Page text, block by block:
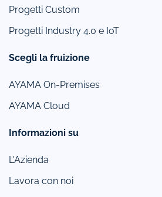
Progetti Custom
Progetti Industry 4.0 e IoT
Scegli la fruizione
AYAMA On-Premises
AYAMA Cloud
Informazioni su
L'Azienda
Lavora con noi